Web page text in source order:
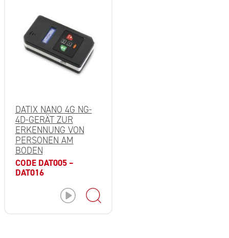
DATIX NANO 4G NG-
4D-GERÄT ZUR
ERKENNUNG VON
PERSONEN AM
BODEN
CODE DAT005 –
DAT016